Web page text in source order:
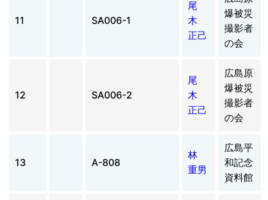
11 SA006-1
尾
木
正己
爆被災
撮影者
の会
12 SA006-2
尾
木
正己
広島原
爆被災
撮影者
の会
13 A-808
林
重男
広島平
和記念
資料館